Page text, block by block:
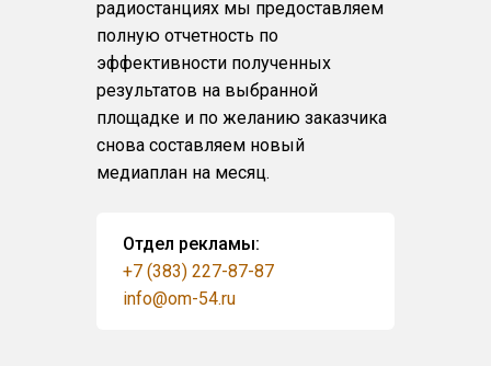
радиостанциях мы предоставляем
полную отчетность по
эффективности полученных
результатов на выбранной
площадке и по желанию заказчика
снова составляем новый
медиаплан на месяц.
Отдел рекламы:
+7 (383) 227-87-87
info@om-54.ru